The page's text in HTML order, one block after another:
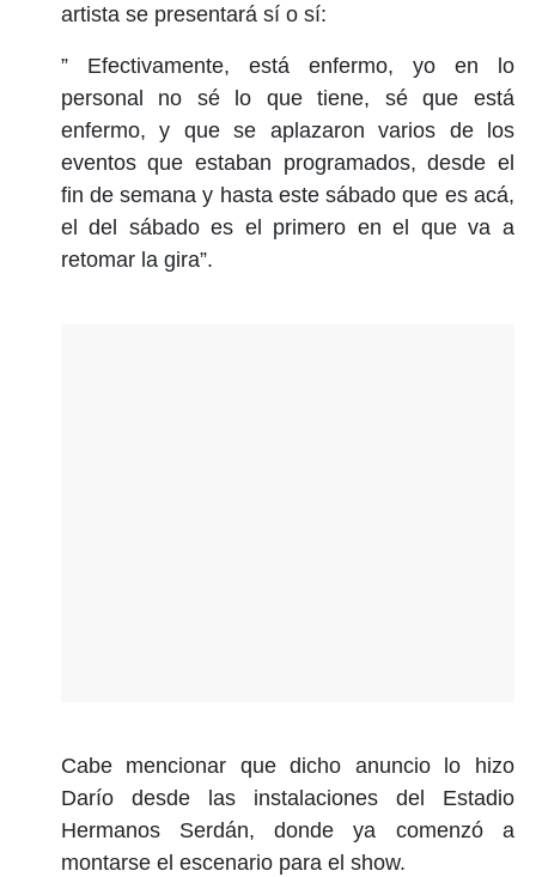
artista se presentará sí o sí:
” Efectivamente, está enfermo, yo en lo
personal no sé lo que tiene, sé que está
enfermo, y que se aplazaron varios de los
eventos que estaban programados, desde el
fin de semana y hasta este sábado que es acá,
el del sábado es el primero en el que va a
retomar la gira”.
Cabe mencionar que dicho anuncio lo hizo
Darío desde las instalaciones del Estadio
Hermanos Serdán, donde ya comenzó a
montarse el escenario para el show.